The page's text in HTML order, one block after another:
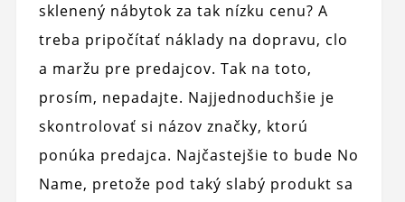
sklenený nábytok za tak nízku cenu? A
treba pripočítať náklady na dopravu, clo
a maržu pre predajcov. Tak na toto,
prosím, nepadajte. Najjednoduchšie je
skontrolovať si názov značky, ktorú
ponúka predajca. Najčastejšie to bude No
Name, pretože pod taký slabý produkt sa